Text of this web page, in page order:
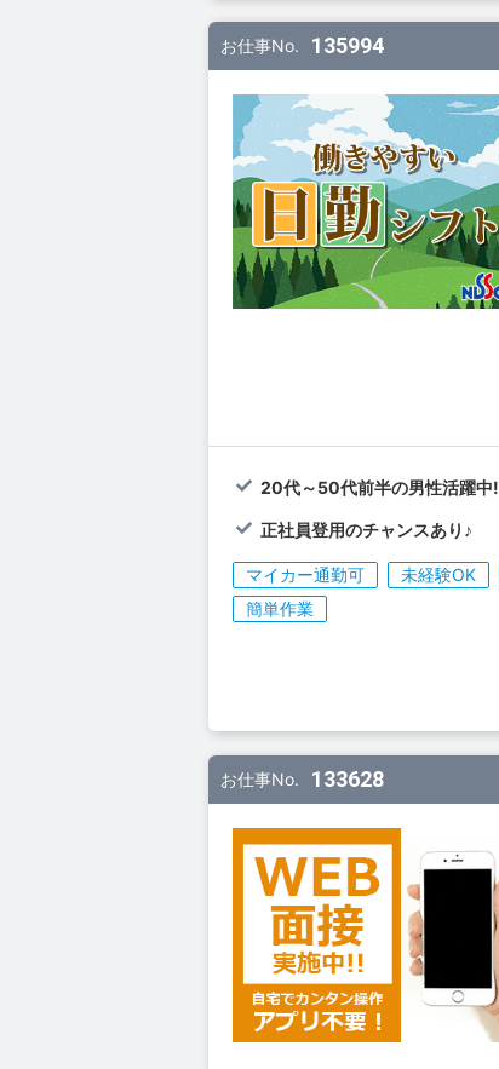
お仕事No. 135994
20代～50代前半の男性活躍中!
正社員登用のチャンスあり♪
マイカー通勤可 未経験OK
簡単作業
お仕事No. 133628